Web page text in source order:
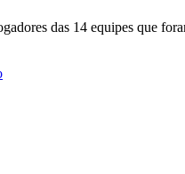
das 14 equipes que